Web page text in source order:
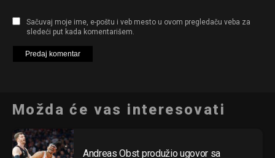
Sačuvaj moje ime, e-poštu i veb mesto u ovom pregledaču veba za
sledeći put kada komentarišem.
Možda će vas interesovati
Andreas Obst produžio ugovor sa